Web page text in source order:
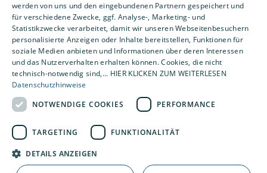
Um externe HTML-Inhalte anzuzeigen, benötigen
wir Ihre Einwilligung.
Weitere Informationen finden Sie in unserer
Datenschutzerklärung.
Cookie-Einstellungen öffnen
werden von uns und den eingebundenen Partnern gespeichert und
für verschiedene Zwecke, ggf. Analyse-, Marketing- und
Statistikzwecke verarbeitet, damit wir unseren Webseitenbesuchern
personalisierte Anzeigen oder Inhalte bereitstellen, Funktionen für
soziale Medien anbieten und Informationen über deren Interessen
und das Nutzerverhalten erhalten können. Cookies, die nicht
technisch-notwendig sind,... HIER KLICKEN ZUM WEITERLESEN
Datenschutzhinweise
NOTWENDIGE COOKIES
PERFORMANCE
TARGETING FUNKTIONALITÄT
DETAILS ANZEIGEN